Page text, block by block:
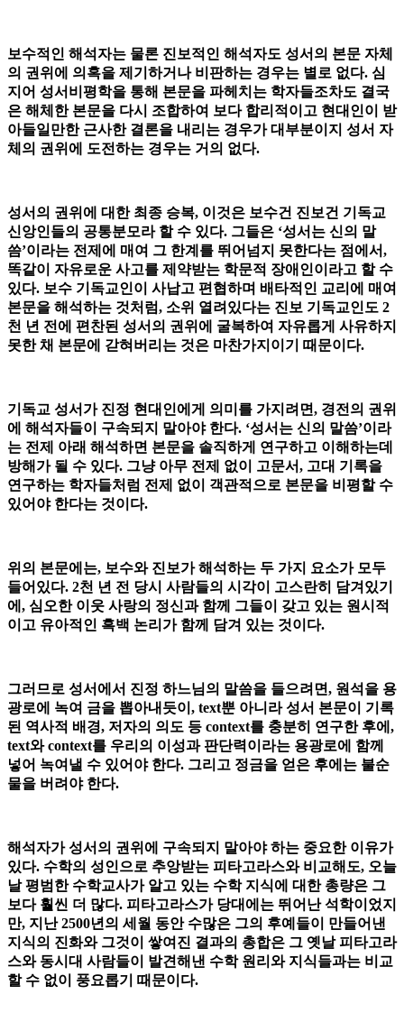
보수적인 해석자는 물론 진보적인 해석자도 성서의 본문 자체
의 권위에 의혹을 제기하거나 비판하는 경우는 별로 없다. 심
지어 성서비평학을 통해 본문을 파헤치는 학자들조차도 결국
은 해체한 본문을 다시 조합하여 보다 합리적이고 현대인이 받
아들일만한 근사한 결론을 내리는 경우가 대부분이지 성서 자
체의 권위에 도전하는 경우는 거의 없다.
성서의 권위에 대한 최종 승복, 이것은 보수건 진보건 기독교
신앙인들의 공통분모라 할 수 있다. 그들은 ‘성서는 신의 말
씀’이라는 전제에 매여 그 한계를 뛰어넘지 못한다는 점에서,
똑같이 자유로운 사고를 제약받는 학문적 장애인이라고 할 수
있다. 보수 기독교인이 사납고 편협하며 배타적인 교리에 매여
본문을 해석하는 것처럼, 소위 열려있다는 진보 기독교인도 2
천 년 전에 편찬된 성서의 권위에 굴복하여 자유롭게 사유하지
못한 채 본문에 갇혀버리는 것은 마찬가지이기 때문이다.
기독교 성서가 진정 현대인에게 의미를 가지려면, 경전의 권위
에 해석자들이 구속되지 말아야 한다. ‘성서는 신의 말씀’이라
는 전제 아래 해석하면 본문을 솔직하게 연구하고 이해하는데
방해가 될 수 있다. 그냥 아무 전제 없이 고문서, 고대 기록을
연구하는 학자들처럼 전제 없이 객관적으로 본문을 비평할 수
있어야 한다는 것이다.
위의 본문에는, 보수와 진보가 해석하는 두 가지 요소가 모두
들어있다. 2천 년 전 당시 사람들의 시각이 고스란히 담겨있기
에, 심오한 이웃 사랑의 정신과 함께 그들이 갖고 있는 원시적
이고 유아적인 흑백 논리가 함께 담겨 있는 것이다.
그러므로 성서에서 진정 하느님의 말씀을 들으려면, 원석을 용
광로에 녹여 금을 뽑아내듯이, text뿐 아니라 성서 본문이 기록
된 역사적 배경, 저자의 의도 등 context를 충분히 연구한 후에,
text와 context를 우리의 이성과 판단력이라는 용광로에 함께
넣어 녹여낼 수 있어야 한다. 그리고 정금을 얻은 후에는 불순
물을 버려야 한다.
해석자가 성서의 권위에 구속되지 말아야 하는 중요한 이유가
있다. 수학의 성인으로 추앙받는 피타고라스와 비교해도, 오늘
날 평범한 수학교사가 알고 있는 수학 지식에 대한 총량은 그
보다 훨씬 더 많다. 피타고라스가 당대에는 뛰어난 석학이었지
만, 지난 2500년의 세월 동안 수많은 그의 후예들이 만들어낸
지식의 진화와 그것이 쌓여진 결과의 총합은 그 옛날 피타고라
스와 동시대 사람들이 발견해낸 수학 원리와 지식들과는 비교
할 수 없이 풍요롭기 때문이다.